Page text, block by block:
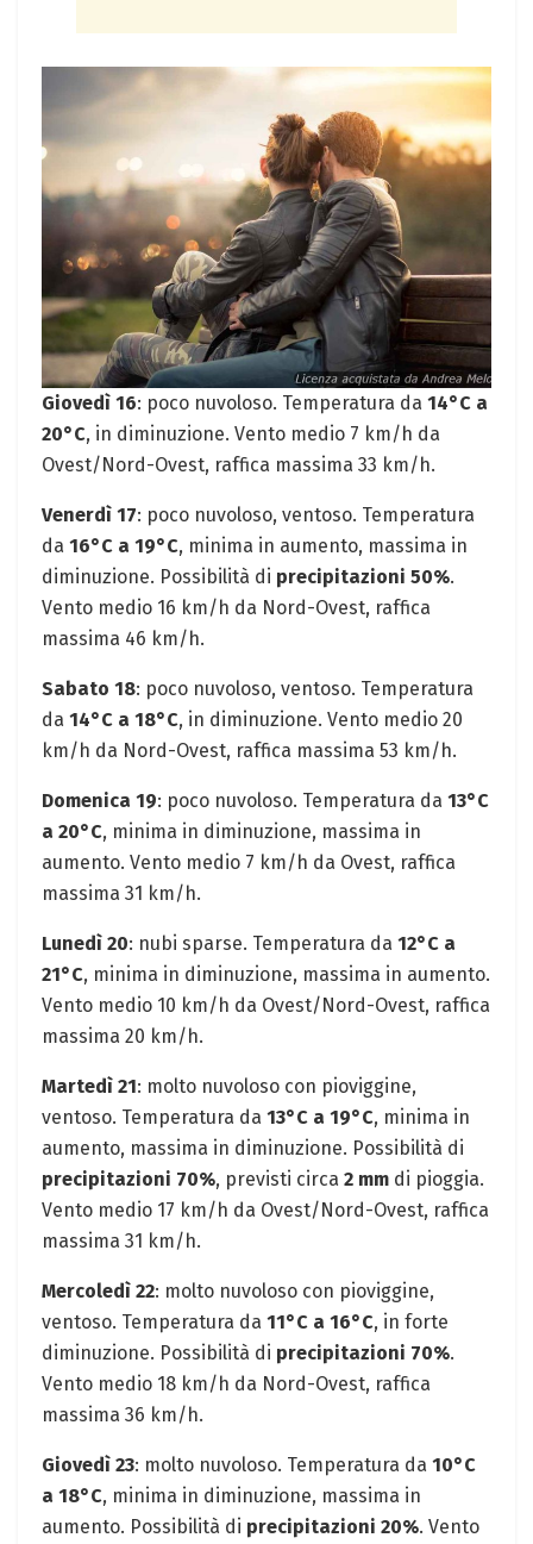
Giovedì 16: poco nuvoloso. Temperatura da 14°C a
20°C, in diminuzione. Vento medio 7 km/h da
Ovest/Nord-Ovest, raffica massima 33 km/h.
Venerdì 17: poco nuvoloso, ventoso. Temperatura
da 16°C a 19°C, minima in aumento, massima in
diminuzione. Possibilità di precipitazioni 50%.
Vento medio 16 km/h da Nord-Ovest, raffica
massima 46 km/h.
Sabato 18: poco nuvoloso, ventoso. Temperatura
da 14°C a 18°C, in diminuzione. Vento medio 20
km/h da Nord-Ovest, raffica massima 53 km/h.
Domenica 19: poco nuvoloso. Temperatura da 13°C
a 20°C, minima in diminuzione, massima in
aumento. Vento medio 7 km/h da Ovest, raffica
massima 31 km/h.
Lunedì 20: nubi sparse. Temperatura da 12°C a
21°C, minima in diminuzione, massima in aumento.
Vento medio 10 km/h da Ovest/Nord-Ovest, raffica
massima 20 km/h.
Martedì 21: molto nuvoloso con pioviggine,
ventoso. Temperatura da 13°C a 19°C, minima in
aumento, massima in diminuzione. Possibilità di
precipitazioni 70%, previsti circa 2 mm di pioggia.
Vento medio 17 km/h da Ovest/Nord-Ovest, raffica
massima 31 km/h.
Mercoledì 22: molto nuvoloso con pioviggine,
ventoso. Temperatura da 11°C a 16°C, in forte
diminuzione. Possibilità di precipitazioni 70%.
Vento medio 18 km/h da Nord-Ovest, raffica
massima 36 km/h.
Giovedì 23: molto nuvoloso. Temperatura da 10°C
a 18°C, minima in diminuzione, massima in
aumento. Possibilità di precipitazioni 20%. Vento